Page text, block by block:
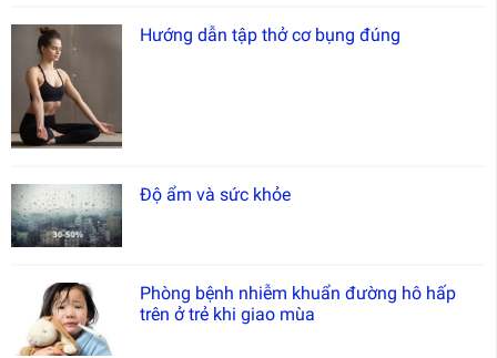
Hướng dẫn tập thở cơ bụng đúng
Độ ẩm và sức khỏe
Phòng bệnh nhiễm khuẩn đường hô hấp
trên ở trẻ khi giao mùa